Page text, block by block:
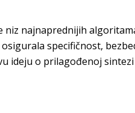
niz najnaprednijih
specifičnost,
ideju o prilagođenoj